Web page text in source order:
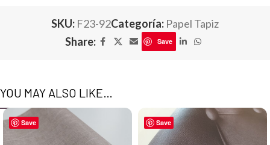
SKU: F23-92Categoría: Papel Tapiz
Share:
Save
YOU MAY ALSO LIKE…
Save Save